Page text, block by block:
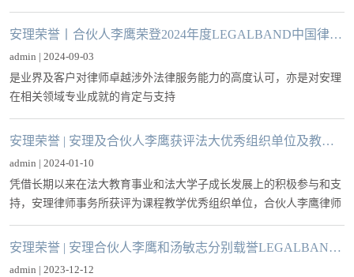
安理荣誉丨合伙人李鹰荣登2024年度LEGALBAND中国律师特别推荐榜：企业出海15强
admin | 2024-09-03
是业界及客户对律师卓越涉外法律服务能力的高度认可，亦是对安理
在相关领域专业成就的肯定与支持
安理荣誉 | 安理及合伙人李鹰获评法大优秀组织单位及教学优秀个人
admin | 2024-01-10
凭借长期以来在法大教育事业和法大学子成长发展上的积极参与和支
持，安理律师事务所获评为课程教学优秀组织单位，合伙人李鹰律师
获评为高端国际法律事务法律诊所教学优秀个人。
安理荣誉 | 安理合伙人李鹰和汤敏志分别载誉LEGALBAND涉外&国资国企律师15强
admin | 2023-12-12